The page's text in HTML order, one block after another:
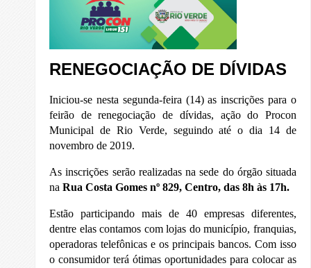
RENEGOCIAÇÃO DE DÍVIDAS
Iniciou-se nesta segunda-feira (14) as inscrições para o
feirão de renegociação de dívidas, ação do Procon
Municipal de Rio Verde, seguindo até o dia 14 de
novembro de 2019.
As inscrições serão realizadas na sede do órgão situada
na Rua Costa Gomes nº 829, Centro, das 8h às 17h.
Estão participando mais de 40 empresas diferentes,
dentre elas contamos com lojas do município, franquias,
operadoras telefônicas e os principais bancos. Com isso
o consumidor terá ótimas oportunidades para colocar as